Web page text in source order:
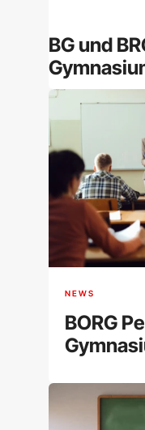
BG und
NEWS
BORG